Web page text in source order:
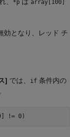
*p array[100]
効となり、レッド チ
] では、 if 条件内の